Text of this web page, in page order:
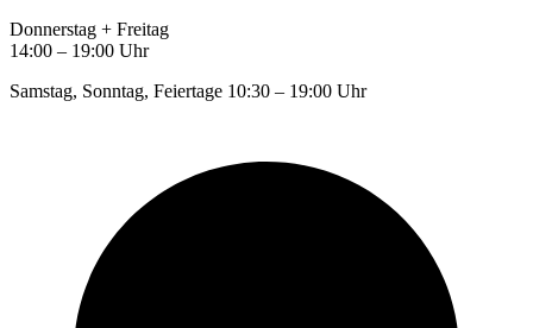
Donnerstag + Freitag
14:00 – 19:00 Uhr
Samstag, Sonntag, Feiertage 10:30 – 19:00 Uhr